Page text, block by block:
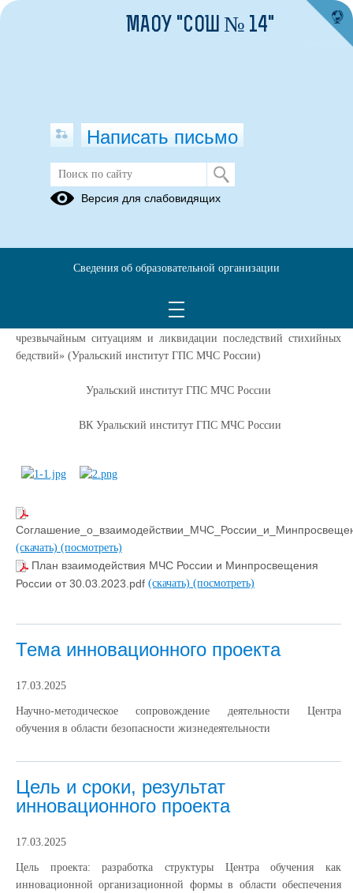
Cотрудничество с МЧС
Государственной противопожарной службы Министерства
Российской Федерации по делам гражданской обороны,
чрезвычайным ситуациям и ликвидации последствий стихийных
бедствий» (Уральский институт ГПС МЧС России)
Уральский институт ГПС МЧС России
ВК Уральский институт ГПС МЧС России
(скачать) (посмотреть)
План взаимодействия МЧС России и Минпросвещения
России от 30.03.2023.pdf (скачать) (посмотреть)
Тема инновационного проекта
17.03.2025
Научно-методическое сопровождение деятельности Центра
обучения в области безопасности жизнедеятельности
Цель и сроки, результат
инновационного проекта
17.03.2025
Цель проекта: разработка структуры Центра обучения как
инновационной организационной формы в области обеспечения
МАОУ "СОШ № 14"
Написать письмо
Версия для слабовидящих
Сведения об образовательной организации